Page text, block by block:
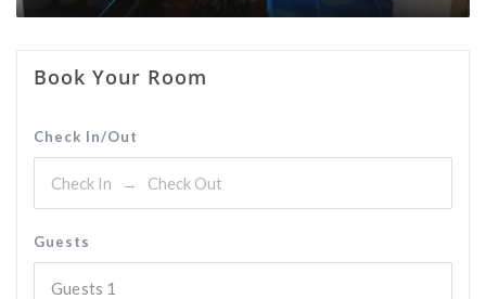
Book Your Room
Check In/Out
Guests
Guests 1